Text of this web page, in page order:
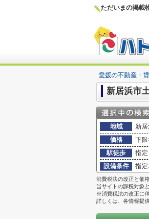
ただいまの掲載
愛媛の不動産・
新居浜市
地域
新
価格
下
駅徒歩
指
設備条件
指定
消費税法の改正と価
当サイトの課税対象
※消費税法の改正に
詳しくは、各情報提